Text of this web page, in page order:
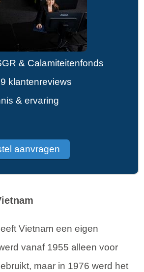
& Calamiteitenfonds
klantenreviews
& ervaring
aanvragen
Vietnam een eigen
vanaf 1955 alleen voor
maar in 1976 werd het